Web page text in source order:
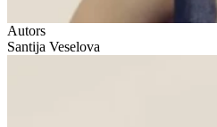
Autors
Santija Veselova